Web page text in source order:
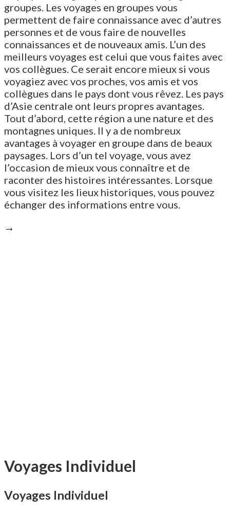
groupes. Les voyages en groupes vous
permettent de faire connaissance avec d’autres
personnes et de vous faire de nouvelles
connaissances et de nouveaux amis. L’un des
meilleurs voyages est celui que vous faites avec
vos collègues. Ce serait encore mieux si vous
voyagiez avec vos proches, vos amis et vos
collègues dans le pays dont vous rêvez. Les pays
d’Asie centrale ont leurs propres avantages.
Tout d’abord, cette région a une nature et des
montagnes uniques. Il y a de nombreux
avantages à voyager en groupe dans de beaux
paysages. Lors d’un tel voyage, vous avez
l’occasion de mieux vous connaître et de
raconter des histoires intéressantes. Lorsque
vous visitez les lieux historiques, vous pouvez
échanger des informations entre vous.
→
Voyages Individuel
Voyages Individuel